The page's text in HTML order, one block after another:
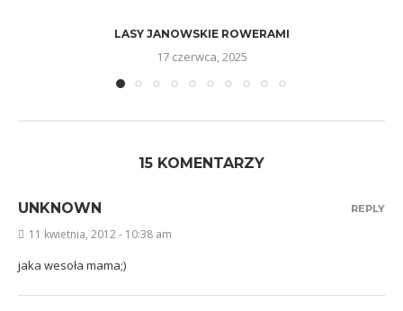
LASY JANOWSKIE ROWERAMI
17 czerwca, 2025
15 KOMENTARZY
UNKNOWN
11 kwietnia, 2012 - 10:38 am
jaka wesoła mama;)
REPLY